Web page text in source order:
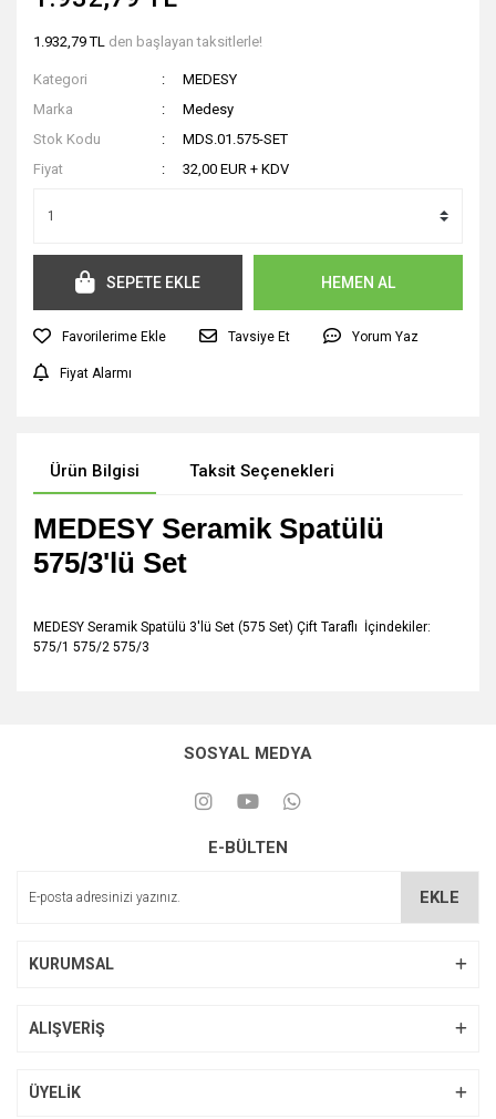
1.932,79 TL den başlayan taksitlerle!
Kategori
MEDESY
Marka
Medesy
Stok Kodu
MDS.01.575-SET
Fiyat
32,00 EUR + KDV
SEPETE EKLE HEMEN AL
Tavsiye Et Yorum Yaz
Fiyat Alarmı
Ürün Bilgisi Taksit Seçenekleri
MEDESY Seramik Spatülü
575/3'lü Set
MEDESY Seramik Spatülü 3'lü Set (575 Set) Çift Taraflı İçindekiler:
575/1 575/2 575/3
SOSYAL MEDYA
E-BÜLTEN
EKLE
KURUMSAL
ALIŞVERİŞ
ÜYELİK